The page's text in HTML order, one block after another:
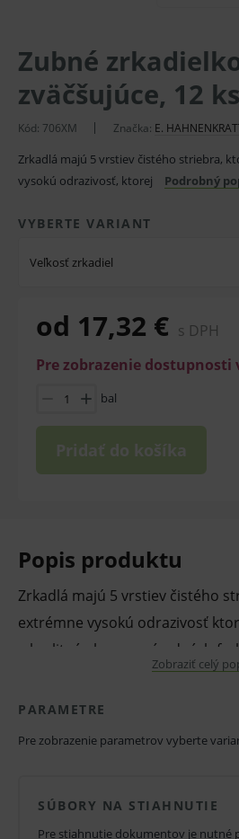
Zubné
zväčšujúce, 12
Kód: 706XM Značka: E.
Zrkadlá majú 5 vrstiev čistého striebra,
vysokú odrazivosť, ktorej
Podrobný
VYBERTE VARIANT
Veľkosť zrkadiel
od 17,32 € s DPH
Pre zobrazenie
bal
Pridať do košíka
Popis produktu
Zrkadlá majú 5 vrstiev čistého
extrémne vysokú odrazivosť
a kvalitný obraz v prírodných
vynikajúcou odolnosťou proti
dezinfekciou a sterilizáciou.
Vlastnosti a výhody:
Vyrobené zo špeciálnej
Zobraziť celý
PARAMETRE
Pre zobrazenie parametrov vyberte
SÚBORY NA STIAHNUTIE
Pre stiahnutie dokumentov je nutné